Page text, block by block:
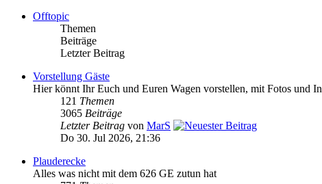
Offtopic
Themen
Beiträge
Letzter Beitrag
Vorstellung Gäste
Hier könnt Ihr Euch und Euren Wagen vorstellen, mit Fotos und
121 Themen
3065 Beiträge
Letzter Beitrag von MarS
Do 30. Jul 2026, 21:36
Plauderecke
Alles was nicht mit dem 626 GE zutun hat